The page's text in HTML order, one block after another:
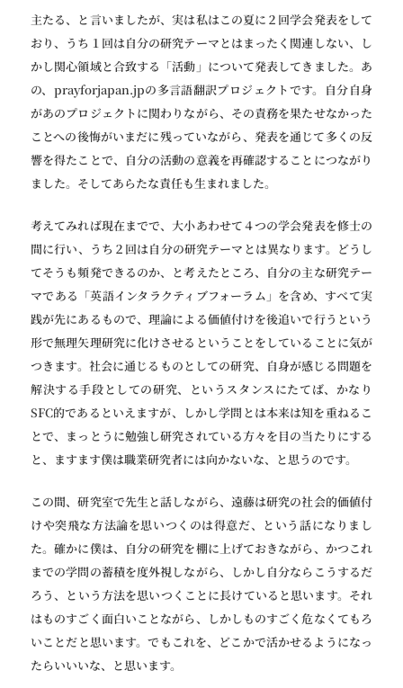
主たる、と言いましたが、実は私はこの夏に２回学会発表をして
おり、うち１回は自分の研究テーマとはまったく関連しない、し
かし関心領域と合致する「活動」について発表してきました。あ
の、prayforjapan.jpの多言語翻訳プロジェクトです。自分自身
があのプロジェクトに関わりながら、その責務を果たせなかった
ことへの後悔がいまだに残っていながら、発表を通じて多くの反
響を得たことで、自分の活動の意義を再確認することにつながり
ました。そしてあらたな責任も生まれました。
考えてみれば現在までで、大小あわせて４つの学会発表を修士の
間に行い、うち２回は自分の研究テーマとは異なります。どうし
てそうも頻発できるのか、と考えたところ、自分の主な研究テー
マである「英語インタラクティブフォーラム」を含め、すべて実
践が先にあるもので、理論による価値付けを後追いで行うという
形で無理矢理研究に化けさせるということをしていることに気が
つきます。社会に通じるものとしての研究、自身が感じる問題を
解決する手段としての研究、というスタンスにたてば、かなり
SFC的であるといえますが、しかし学問とは本来は知を重ねるこ
とで、まっとうに勉強し研究されている方々を目の当たりにする
と、ますます僕は職業研究者には向かないな、と思うのです。
この間、研究室で先生と話しながら、遠藤は研究の社会的価値付
けや突飛な方法論を思いつくのは得意だ、という話になりまし
た。確かに僕は、自分の研究を棚に上げておきながら、かつこれ
までの学問の蓄積を度外視しながら、しかし自分ならこうするだ
ろう、という方法を思いつくことに長けていると思います。それ
はものすごく面白いことながら、しかしものすごく危なくてもろ
いことだと思います。でもこれを、どこかで活かせるようになっ
たらいいいな、と思います。